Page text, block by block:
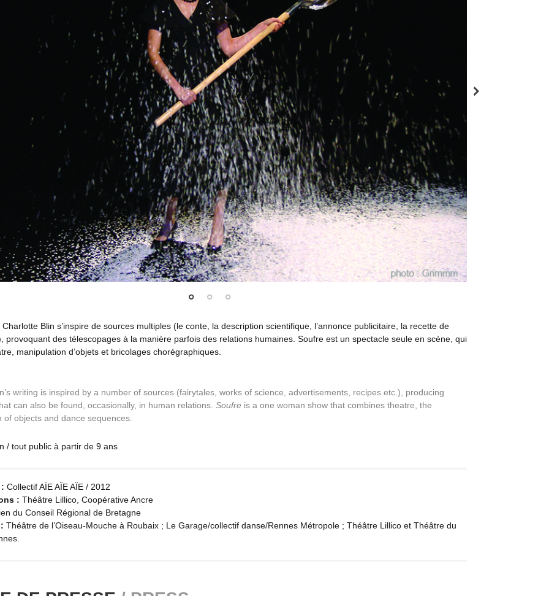
Charlotte Blin s’inspire de sources multiples (le conte, la description scientifique, l’annonce publicitaire, la recette de
provoquant des télescopages à la manière parfois des relations humaines. Soufre est un spectacle seule en scène, qui
manipulation d’objets et bricolages chorégraphiques.
writing is inspired by a number of sources (fairytales, works of science, advertisements, recipes etc.), producing
can also be found, occasionally, in human relations. Soufre is a one woman show that combines theatre, the
of objects and dance sequences.
/ tout public à partir de 9 ans
Collectif AÏE AÏE AÏE / 2012
: Théâtre Lillico, Coopérative Ancre
du Conseil Régional de Bretagne
Théâtre de l’Oiseau-Mouche à Roubaix ; Le Garage/collectif danse/Rennes Métropole ; Théâtre Lillico et Théâtre du